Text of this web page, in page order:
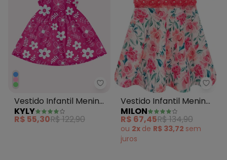
Kyly - Vestido Infantil Menina
Vestido Infantil Menina
Flores Rosa
KYLY
R$ 55,30R$ 122,90
Vestido Infantil Menina
Flores Rosa
MILON
R$ 67,45R$ 134,90
ou 2x de R$ 33,72 sem
juros